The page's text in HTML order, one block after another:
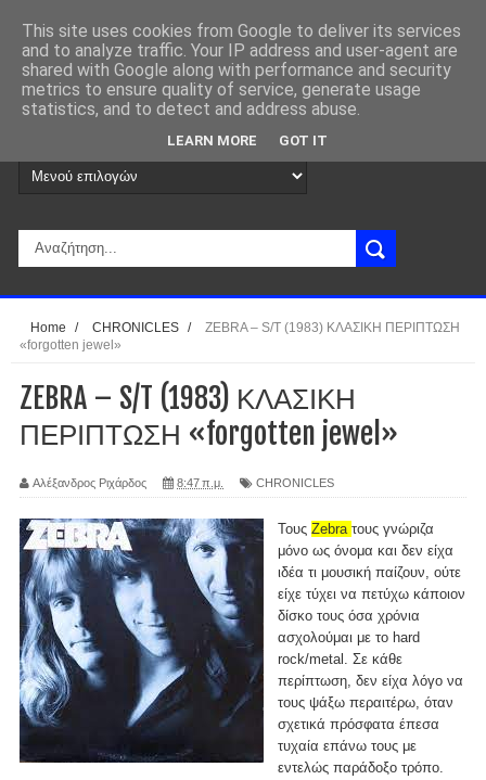
Home / CHRONICLES /
ZEBRA – S/T (1983) ΚΛΑΣΙΚΗ ΠΕΡΙΠΤΩΣΗ
«forgotten jewel»
ZEBRA – S/T (1983) ΚΛΑΣΙΚΗ
ΠΕΡΙΠΤΩΣΗ «forgotten jewel»
Αλέξανδρος Ριχάρδος 8:47 π.μ. CHRONICLES
Τους Zebra τους γνώριζα
μόνο ως όνομα και δεν είχα
ιδέα τι μουσική παίζουν, ούτε
είχε τύχει να πετύχω κάποιον
δίσκο τους όσα χρόνια
ασχολούμαι με το hard
rock/metal. Σε κάθε
περίπτωση, δεν είχα λόγο να
τους ψάξω περαιτέρω, όταν
σχετικά πρόσφατα έπεσα
τυχαία επάνω τους με
εντελώς παράδοξο τρόπο.
This site uses cookies from Google to deliver its services
and to analyze traffic. Your IP address and user-agent are
shared with Google along with performance and security
metrics to ensure quality of service, generate usage
statistics, and to detect and address abuse.
LEARN MORE GOT IT